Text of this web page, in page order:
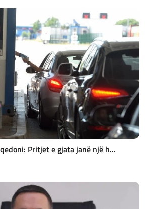
Pritjet e gjata janë një h...